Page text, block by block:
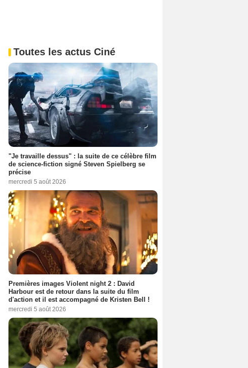
Toutes les actus Ciné
"Je travaille dessus" : la suite de ce célèbre film
de science-fiction signé Steven Spielberg se
précise
mercredi 5 août 2026
Premières images Violent night 2 : David
Harbour est de retour dans la suite du film
d'action et il est accompagné de Kristen Bell !
mercredi 5 août 2026